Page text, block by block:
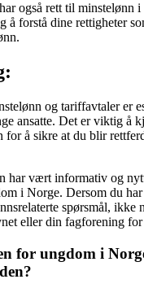
også rett til minstelønn
å forstå dine rettigheter
og tariffavtaler er
ansatte. Det er viktig å
for å sikre at du blir
har vært informativ og
i Norge. Dersom du
spørsmål, ikke
eller din fagforening
for ungdom i